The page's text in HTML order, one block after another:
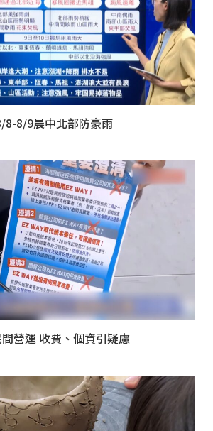
8-8/9晨中北部防豪雨
營運 收費、個資引疑慮